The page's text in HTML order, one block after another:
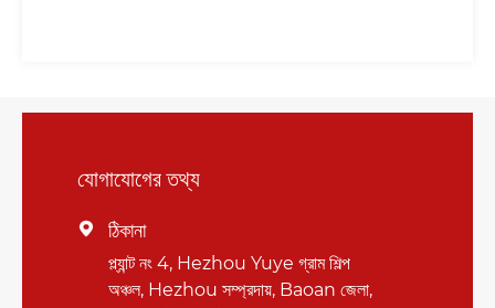
যোগাযোগের তথ্য
 ঠিকানা
প্ল্যান্ট নং 4, Hezhou Yuye গ্রাম শিল্প
অঞ্চল, Hezhou সম্প্রদায়, Baoan জেলা,